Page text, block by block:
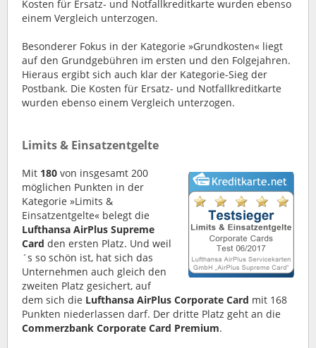
Kosten für Ersatz- und Notfallkreditkarte wurden ebenso
einem Vergleich unterzogen.
Besonderer Fokus in der Kategorie »Grundkosten« liegt
auf den Grundgebühren im ersten und den Folgejahren.
Hieraus ergibt sich auch klar der Kategorie-Sieg der
Postbank. Die Kosten für Ersatz- und Notfallkreditkarte
wurden ebenso einem Vergleich unterzogen.
Limits & Einsatzentgelte
Mit 180 von insgesamt 200
möglichen Punkten in der
Kategorie »Limits &
Einsatzentgelte« belegt die
Lufthansa AirPlus Supreme
Card den ersten Platz. Und weil
´s so schön ist, hat sich das
Unternehmen auch gleich den
zweiten Platz gesichert, auf
dem sich die Lufthansa AirPlus Corporate Card mit 168
Punkten niederlassen darf. Der dritte Platz geht an die
Commerzbank Corporate Card Premium.